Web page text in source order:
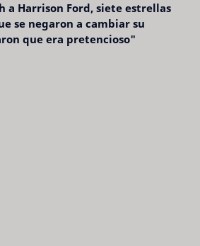
a Harrison Ford, siete estrellas
se negaron a cambiar su
que era pretencioso"